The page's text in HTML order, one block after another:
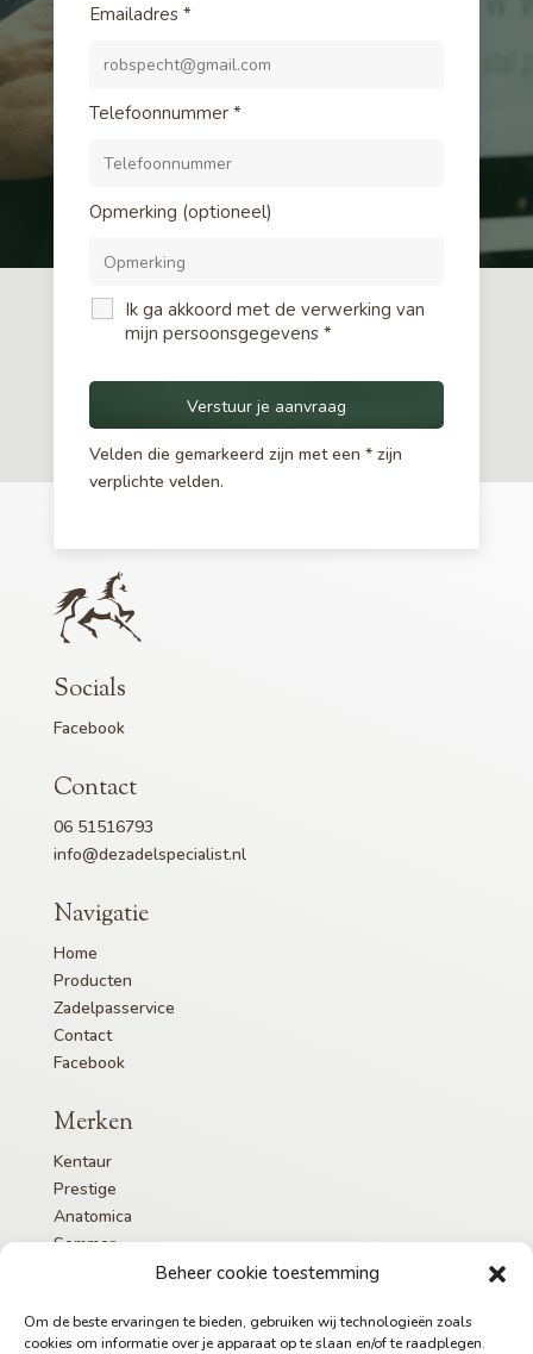
Beheer cookie toestemming
Om de beste ervaringen te bieden, gebruiken wij technologieën zoals
cookies om informatie over je apparaat op te slaan en/of te raadplegen.
Emailadres *
Telefoonnummer *
Opmerking (optioneel)
Ik ga akkoord met de verwerking van
mijn persoonsgegevens *
Velden die gemarkeerd zijn met een * zijn
verplichte velden.
Socials
Facebook
Contact
06 51516793
info@dezadelspecialist.nl
Navigatie
Home
Producten
Zadelpasservice
Contact
Facebook
Merken
Kentaur
Prestige
Anatomica
Sommer
Partners